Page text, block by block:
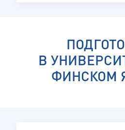
В
ФИНСКОМ